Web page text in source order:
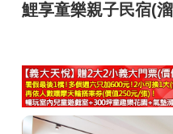
最新留言
商家合作
推薦景點
鯉享童樂親子民宿(